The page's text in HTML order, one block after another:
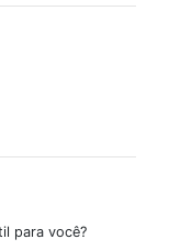
para você?